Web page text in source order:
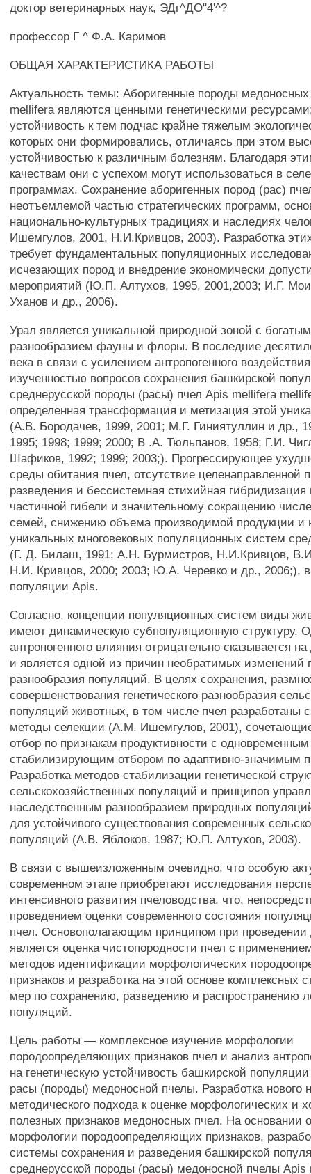
доктор ветеринарных наук, ЭДг^ДО"4'^?
профессор Г ^ Ф.А. Каримов
ОБЩАЯ ХАРАКТЕРИСТИКА РАБОТЫ
Актуальность темы: Аборигенные породы
mellifera являются ценными генетическими
устойчивость к тем подчас крайне тяжелым
которых они формировались, отличаясь при этом
устойчивостью к различным болезням. Благодаря
качествам они с успехом могут использоваться в
программах. Сохранение аборигенных пород (рас)
неотъемлемой частью стратегических программ,
национально-культурных традициях и наследиях
Ишемгулов, 2001, Н.И.Кривцов, 2003). Разработка
требует фундаментальных популяционных
исчезающих пород и внедрение экономически
мероприятий (Ю.П. Алтухов, 1995, 2001,2003; И.Г.
Уханов и др., 2006).
Урал является уникальной природной зоной с
разнообразием фауны и флоры. В последние
века в связи с усилением антропогенного
изученностью вопросов сохранения башкирской
среднерусской породы (расы) пчел Apis mellifera
определенная трансформация и метизация этой
(A.B. Бородачев, 1999, 2001; М.Г. Гиниятуллин и др.,
1995; 1998; 1999; 2000; В .А. Тюльпанов, 1958; Г.И.
Шафиков, 1992; 1999; 2003;). Прогрессирующее
среды обитания пчел, отсутствие целенаправленной
разведения и бессистемная стихийная гибридизация
частичной гибели и значительному сокращению
семей, снижению объема производимой продукции
уникальных многовековых популяционных систем
(Г. Д. Билаш, 1991; А.Н. Бурмистров, Н.И.Кривцов,
Н.И. Кривцов, 2000; 2003; Ю.А. Черевко и др., 2006;),
популяции Apis.
Согласно, концепции популяционных систем виды
имеют динамическую субпопуляционную структуру.
антропогенного влияния отрицательно сказывается
и является одной из причин необратимых изменений
разнообразия популяций. В целях сохранения,
совершенствования генетического разнообразия
популяций животных, в том числе пчел разработаны
методы селекции (A.M. Ишемгулов, 2001),
отбор по признакам продуктивности с одновременным
стабилизирующим отбором по адаптивно-значимым
Разработка методов стабилизации генетической
сельскохозяйственных популяций и принципов
наследственным разнообразием природных
для устойчивого существования современных
популяций (A.B. Яблоков, 1987; Ю.П. Алтухов, 2003).
В связи с вышеизложенным очевидно, что особую
современном этапе приобретают исследования
интенсивного развития пчеловодства, что,
проведением оценки современного состояния
пчел. Основополагающим принципом при проведении
является оценка чистопородности пчел с
методов идентификации морфологических
признаков и разработка на этой основе комплексных
мер по сохранению, разведению и распространению
популяций.
Цель работы — комплексное изучение морфологии
породоопределяющих признаков пчел и анализ
на генетическую устойчивость башкирской
расы (породы) медоносной пчелы. Разработка нового
методического подхода к оценке морфологических и
полезных признаков медоносных пчел. На основании
морфологии породоопределяющих признаков,
системы сохранения и разведения башкирской
среднерусской породы (расы) медоносной пчелы